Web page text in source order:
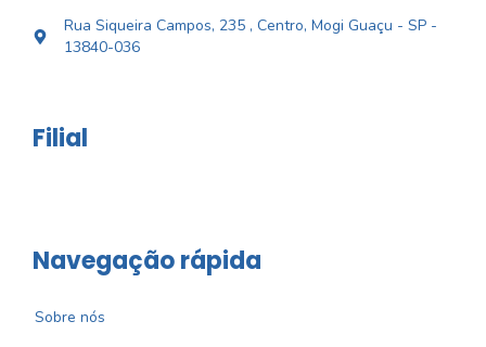
Rua Siqueira Campos, 235 , Centro, Mogi Guaçu - SP -
13840-036
Filial
Navegação rápida
Sobre nós